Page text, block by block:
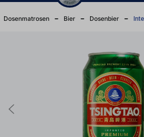
Dosenmatrosen Bier Dosenbier